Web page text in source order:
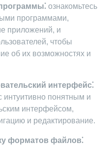
ознакомьтесь
программами,
приложений, и
чтобы
об их возможностях и
интерфейс⁚
интуитивно понятным и
интерфейсом,
и редактирование.
форматов файлов⁚